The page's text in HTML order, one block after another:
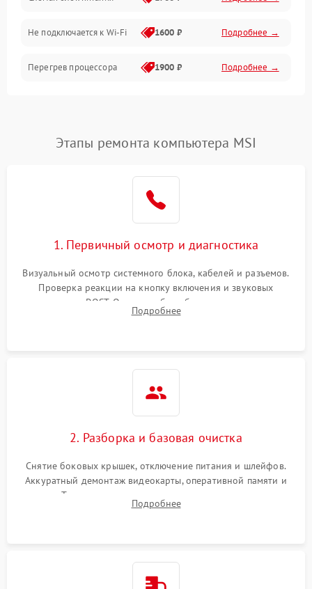
Не подключается к Wi-Fi 1600 ₽ Подробнее →
Перегрев процессора 1900 ₽ Подробнее →
Проблемы с
подключением внешних
1400 ₽ Подробнее →
1700 ₽
Ошибки в работе
оперативной памяти
1500 ₽ Подробнее →
Не распознается USB-порт 1300 ₽ Подробнее →
Этапы ремонта компьютера MSI
1. Первичный осмотр и диагностика
Визуальный осмотр системного блока, кабелей и разъемов.
Проверка реакции на кнопку включения и звуковых
сигналов POST. Оценка работы блока питания для
локализации базовых неисправностей без полного разбора.
Подробнее
2. Разборка и базовая очистка
Снятие боковых крышек, отключение питания и шлейфов.
Аккуратный демонтаж видеокарты, оперативной памяти и
кулеров. Тщательная очистка корпуса и радиаторов от пыли
с помощью сжатого воздуха для предотвращения
Подробнее